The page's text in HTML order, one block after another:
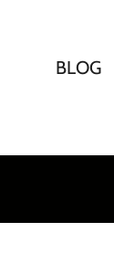
BLOG